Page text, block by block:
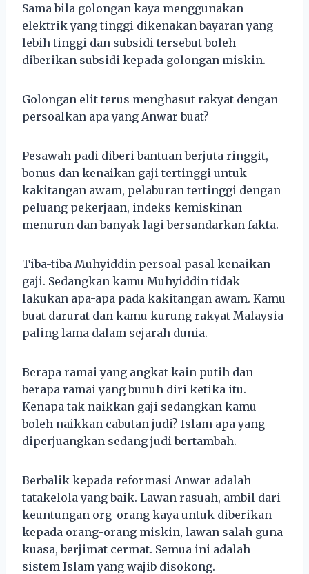
Sama bila golongan kaya menggunakan
elektrik yang tinggi dikenakan bayaran yang
lebih tinggi dan subsidi tersebut boleh
diberikan subsidi kepada golongan miskin.
Golongan elit terus menghasut rakyat dengan
persoalkan apa yang Anwar buat?
Pesawah padi diberi bantuan berjuta ringgit,
bonus dan kenaikan gaji tertinggi untuk
kakitangan awam, pelaburan tertinggi dengan
peluang pekerjaan, indeks kemiskinan
menurun dan banyak lagi bersandarkan fakta.
Tiba-tiba Muhyiddin persoal pasal kenaikan
gaji. Sedangkan kamu Muhyiddin tidak
lakukan apa-apa pada kakitangan awam. Kamu
buat darurat dan kamu kurung rakyat Malaysia
paling lama dalam sejarah dunia.
Berapa ramai yang angkat kain putih dan
berapa ramai yang bunuh diri ketika itu.
Kenapa tak naikkan gaji sedangkan kamu
boleh naikkan cabutan judi? Islam apa yang
diperjuangkan sedang judi bertambah.
Berbalik kepada reformasi Anwar adalah
tatakelola yang baik. Lawan rasuah, ambil dari
keuntungan org-orang kaya untuk diberikan
kepada orang-orang miskin, lawan salah guna
kuasa, berjimat cermat. Semua ini adalah
sistem Islam yang wajib disokong.